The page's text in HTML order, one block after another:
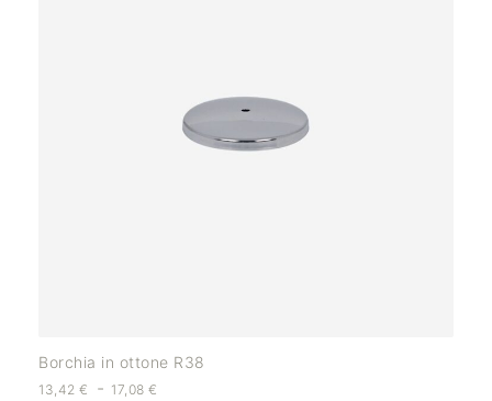
Borchia in ottone R38
13,42 € - 17,08€